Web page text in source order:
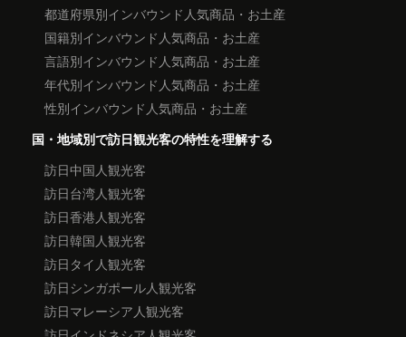
都道府県別インバウンド人気商品・お土産
国籍別インバウンド人気商品・お土産
言語別インバウンド人気商品・お土産
年代別インバウンド人気商品・お土産
性別インバウンド人気商品・お土産
国・地域別で訪日観光客の特性を理解する
訪日中国人観光客
訪日台湾人観光客
訪日香港人観光客
訪日韓国人観光客
訪日タイ人観光客
訪日シンガポール人観光客
訪日マレーシア人観光客